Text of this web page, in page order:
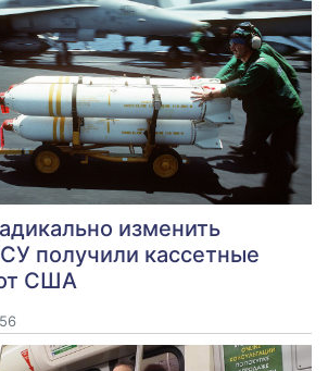
изменить
получили кассетные
США